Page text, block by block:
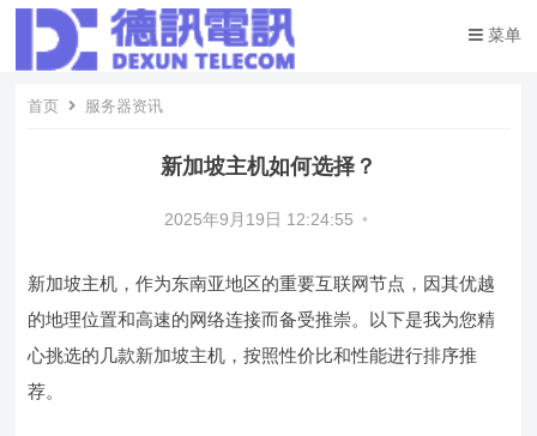
菜单
首页 服务器资讯
新加坡主机如何选择？
2025年9月19日 12:24:55 •
新加坡主机，作为东南亚地区的重要互联网节点，因其优越
的地理位置和高速的网络连接而备受推崇。以下是我为您精
心挑选的几款新加坡主机，按照性价比和性能进行排序推
荐。